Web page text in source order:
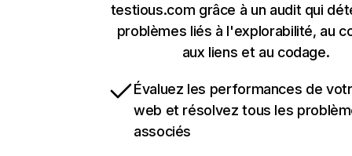
testious.com grâce à un audit qui
problèmes liés à l'explorabilité, au
aux liens et au codage.
Évaluez les performances de
web et résolvez tous les
associés